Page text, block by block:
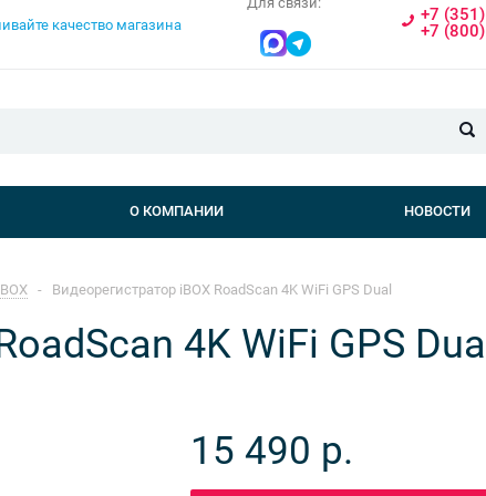
+7 (351)
+7 (800)
О КОМПАНИИ НОВОСТИ
- Видеорегистратор iBOX RoadScan 4K WiFi GPS Dual
4K WiFi GPS Dual
15 490 р.